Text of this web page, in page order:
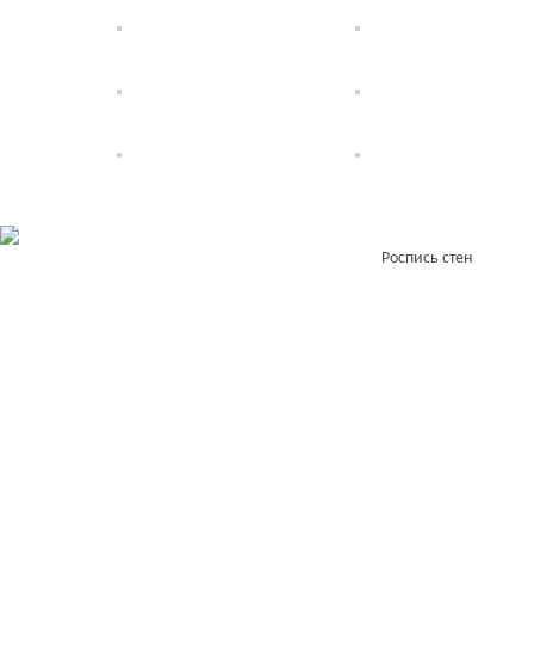
Роспись стен